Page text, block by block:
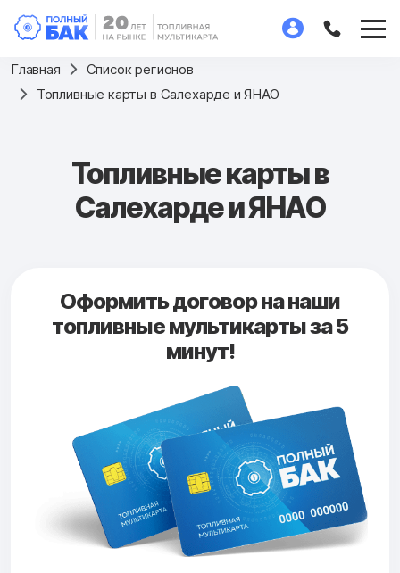
Главная
Список регионов
Топливные карты в Салехарде и ЯНАО
Топливные карты в
Салехарде и ЯНАО
Оформить договор на наши
топливные мультикарты за 5
минут!